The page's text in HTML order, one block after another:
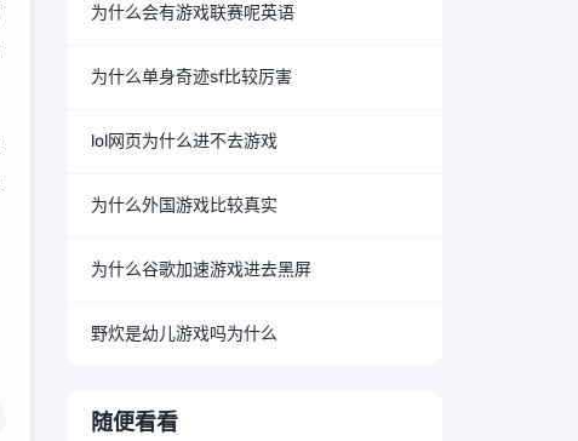
为什么会有游戏联赛呢英语
为什么单身奇迹sf比较厉害
lol网页为什么进不去游戏
为什么外国游戏比较真实
为什么谷歌加速游戏进去黑屏
野炊是幼儿游戏吗为什么
随便看看